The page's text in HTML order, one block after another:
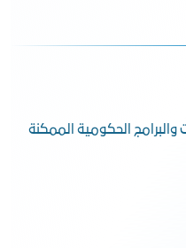
والبرامج الحكومية الممكنة